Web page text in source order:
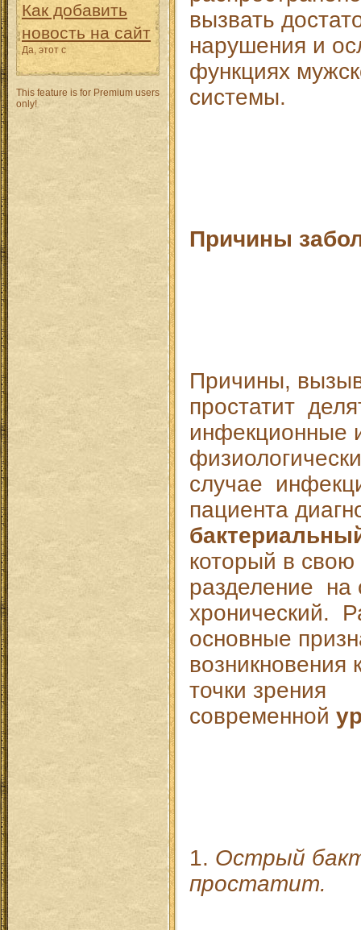
Как добавить
новость на сайт
Да, этот с
This feature is for Premium users
only!
вызвать
нарушения и
функциях
системы.
Причины
Причины,
простатит
инфекционные
случае
пациента
который в
разделение на
хронический.
основные
возникновения
точки зрения
современной
1. Острый
простатит.